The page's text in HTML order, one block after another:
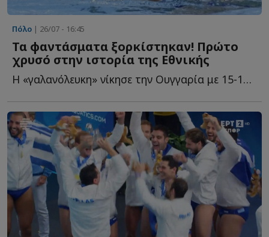
Πόλο | 26/07 - 16:45
Τα φαντάσματα ξορκίστηκαν! Πρώτο
χρυσό στην ιστορία της Εθνικής
Η «γαλανόλευκη» νίκησε την Ουγγαρία με 15-14 στον συγκλονιστικό τ...